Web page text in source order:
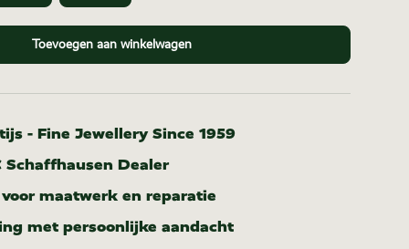
Toevoegen aan winkelwagen
- Fine Jewellery Since 1959
Schaffhausen Dealer
maatwerk en reparatie
met persoonlijke aandacht